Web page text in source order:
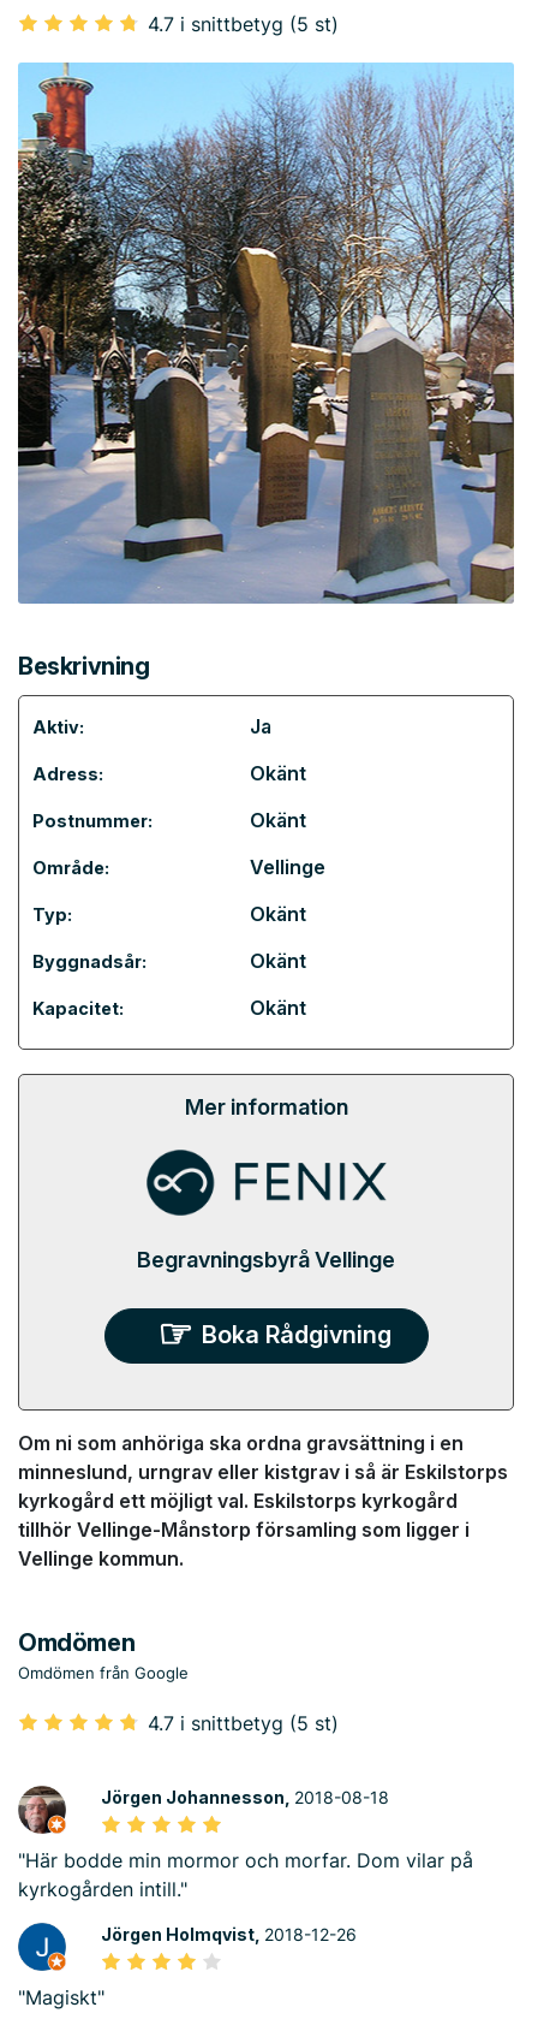
4.7 i snittbetyg (5 st)
Beskrivning
Aktiv: Ja
Adress: Okänt
Postnummer: Okänt
Område: Vellinge
Typ: Okänt
Byggnadsår: Okänt
Kapacitet: Okänt
Mer information
Begravningsbyrå Vellinge
Boka Rådgivning
Om ni som anhöriga ska ordna gravsättning i en
minneslund, urngrav eller kistgrav i så är Eskilstorps
kyrkogård ett möjligt val. Eskilstorps kyrkogård
tillhör Vellinge-Månstorp församling som ligger i
Vellinge kommun.
Omdömen
Omdömen från Google
4.7 i snittbetyg (5 st)
Jörgen Johannesson, 2018-08-18
"Här bodde min mormor och morfar. Dom vilar på
kyrkogården intill."
Jörgen Holmqvist, 2018-12-26
"Magiskt"